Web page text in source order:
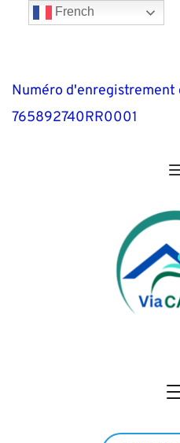
Numéro d'enregistrement
765892740RR0001
French